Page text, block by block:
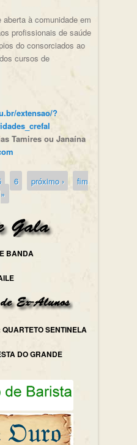
à comunidade em
profissionais de saúde
do consorciados ao
cursos de
extensao/?
Tamires ou Janaína
6 próximo ›
fim
»
BANDA
SENTINELA
DO GRANDE